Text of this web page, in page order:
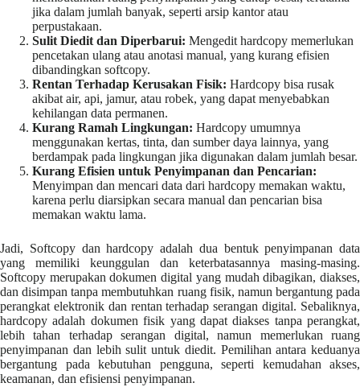
jika dalam jumlah banyak, seperti arsip kantor atau
perpustakaan.
Sulit Diedit dan Diperbarui: Mengedit hardcopy memerlukan
pencetakan ulang atau anotasi manual, yang kurang efisien
dibandingkan softcopy.
Rentan Terhadap Kerusakan Fisik: Hardcopy bisa rusak
akibat air, api, jamur, atau robek, yang dapat menyebabkan
kehilangan data permanen.
Kurang Ramah Lingkungan: Hardcopy umumnya
menggunakan kertas, tinta, dan sumber daya lainnya, yang
berdampak pada lingkungan jika digunakan dalam jumlah besar.
Kurang Efisien untuk Penyimpanan dan Pencarian:
Menyimpan dan mencari data dari hardcopy memakan waktu,
karena perlu diarsipkan secara manual dan pencarian bisa
memakan waktu lama.
Jadi, Softcopy dan hardcopy adalah dua bentuk penyimpanan data
yang memiliki keunggulan dan keterbatasannya masing-masing.
Softcopy merupakan dokumen digital yang mudah dibagikan, diakses,
dan disimpan tanpa membutuhkan ruang fisik, namun bergantung pada
perangkat elektronik dan rentan terhadap serangan digital. Sebaliknya,
hardcopy adalah dokumen fisik yang dapat diakses tanpa perangkat,
lebih tahan terhadap serangan digital, namun memerlukan ruang
penyimpanan dan lebih sulit untuk diedit. Pemilihan antara keduanya
bergantung pada kebutuhan pengguna, seperti kemudahan akses,
keamanan, dan efisiensi penyimpanan.